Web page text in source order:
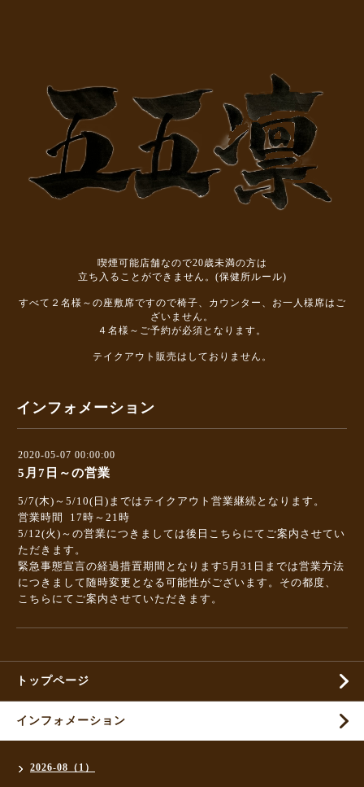
喫煙可能店舗なので20歳未満の方は
立ち入ることができません。(保健所ルール)
すべて２名様～の座敷席ですので椅子、カウンター、お一人様席はご
ざいません。
４名様～ご予約が必須となります。
テイクアウト販売はしておりません。
インフォメーション
2020-05-07 00:00:00
5月7日～の営業
5/7(木)～5/10(日)まではテイクアウト営業継続となります。
営業時間 17時～21時
5/12(火)～の営業につきましては後日こちらにてご案内させてい
ただきます。
緊急事態宣言の経過措置期間となります5月31日までは営業方法
につきまして随時変更となる可能性がございます。その都度、
こちらにてご案内させていただきます。
トップページ
インフォメーション
2026-08（1）